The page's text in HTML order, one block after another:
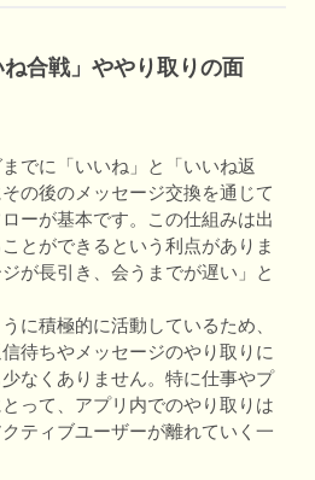
合戦」ややり取りの面
でに「いいね」と「いいね返
の後のメッセージ交換を通じて
ーが基本です。この仕組みは出
とができるという利点がありま
が長引き、会うまでが遅い」と
に積極的に活動しているため、
待ちやメッセージのやり取りに
なくありません。特に仕事やプ
って、アプリ内でのやり取りは
ティブユーザーが離れていく一